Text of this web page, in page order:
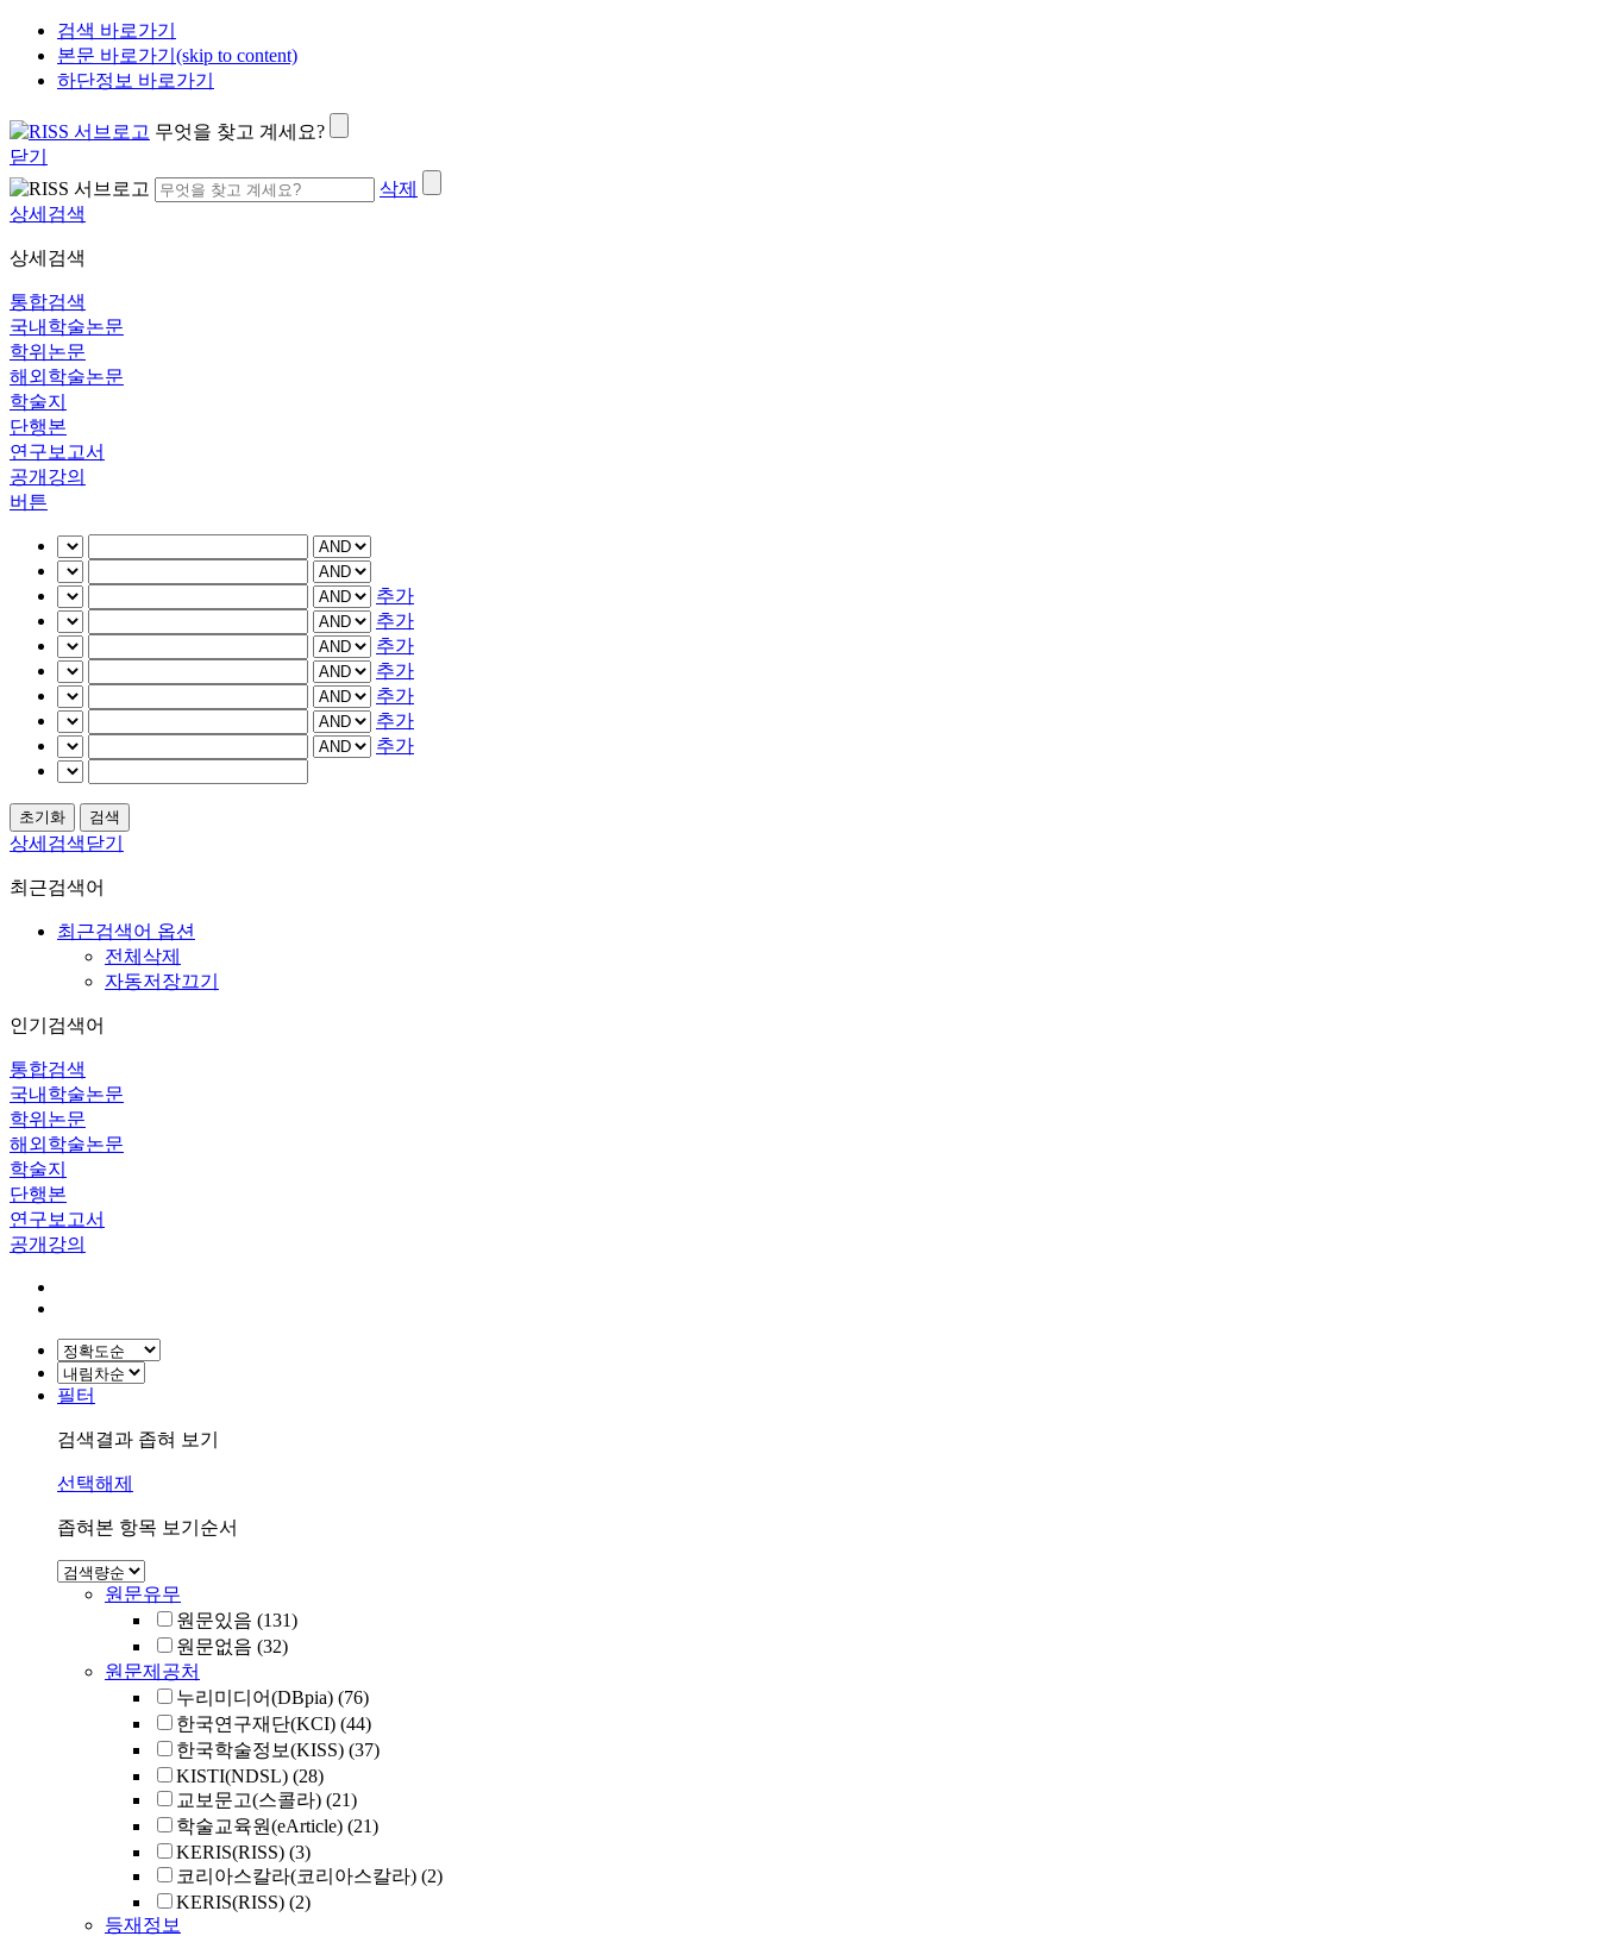
검색 바로가기
본문 바로가기(skip to content)
하단정보 바로가기
무엇을 찾고 계세요?
닫기
삭제
상세검색
상세검색
통합검색
국내학술논문
학위논문
해외학술논문
학술지
단행본
연구보고서
공개강의
버튼
추가
추가
추가
추가
추가
추가
추가
상세검색닫기
최근검색어
최근검색어 옵션
전체삭제
자동저장끄기
인기검색어
통합검색
국내학술논문
학위논문
해외학술논문
학술지
단행본
연구보고서
공개강의
필터
검색결과 좁혀 보기
선택해제
좁혀본 항목 보기순서
원문유무
원문있음 (131)
원문없음 (32)
원문제공처
누리미디어(DBpia) (76)
한국연구재단(KCI) (44)
한국학술정보(KISS) (37)
KISTI(NDSL) (28)
교보문고(스콜라) (21)
학술교육원(eArticle) (21)
KERIS(RISS) (3)
코리아스칼라(코리아스칼라) (2)
KERIS(RISS) (2)
등재정보